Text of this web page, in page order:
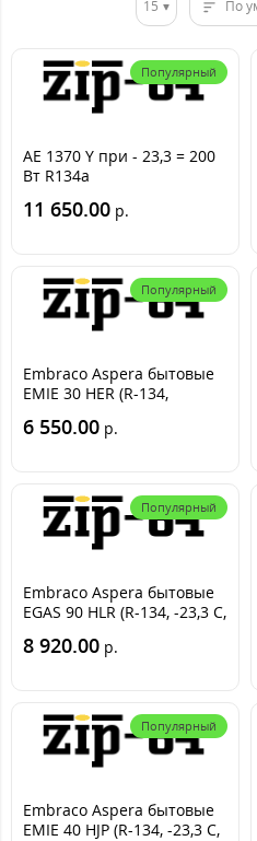
15 По
Популярный
AE 1370 Y при - 23,3 = 200
Вт R134a
11 650.00 р.
Популярный
Embraco Aspera бытовые
EMIE 30 HER (R-134,
6 550.00 р.
Популярный
Embraco Aspera бытовые
EGAS 90 HLR (R-134, -23,3 С,
8 920.00 р.
Популярный
Embraco Aspera бытовые
EMIE 40 HJP (R-134, -23,3 С,